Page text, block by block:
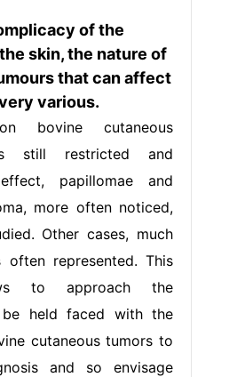
of the
skin, the nature of
that can affect
various.
bovine cutaneous
still restricted and
papillomae and
more often noticed,
Other cases, much
often represented. This
to approach the
held faced with the
cutaneous tumors to
and so envisage